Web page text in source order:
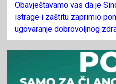
Obavještavamo vas da je
istrage i zaštitu zaprimio
ugovaranje dobrovoljnog